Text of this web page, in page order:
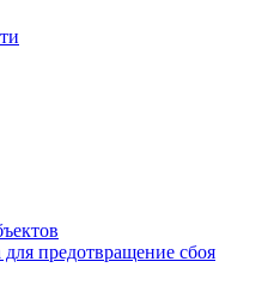
предотвращение сбоя